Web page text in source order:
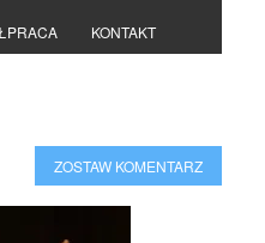
KONTAKT
ZOSTAW KOMENTARZ